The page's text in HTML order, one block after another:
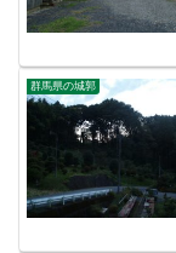
群馬県の城郭